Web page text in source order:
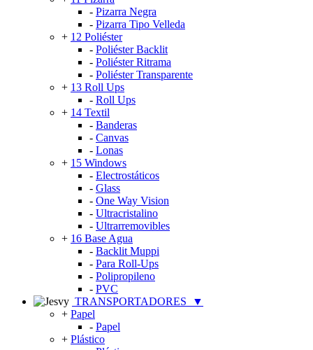
- Pizarra Negra
- Pizarra Tipo Velleda
+ 12 Poliéster
- Poliéster Backlit
- Poliéster Ritrama
- Poliéster Transparente
+ 13 Roll Ups
- Roll Ups
+ 14 Textil
- Banderas
- Canvas
- Lonas
+ 15 Windows
- Electrostáticos
- Glass
- One Way Vision
- Ultracristalino
- Ultrarremovibles
+ 16 Base Agua
- Backlit Muppi
- Para Roll-Ups
- Polipropileno
- PVC
TRANSPORTADORES
▼
+ Papel
- Papel
+ Plástico